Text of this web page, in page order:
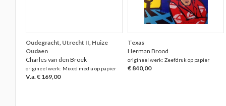
Oudegracht, Utrecht II, Huize
Oudaen
Charles van den Broek
origineel werk: Mixed media op papier
V.a. € 169,00
Texas
Herman Brood
origineel werk: Zeefdruk op papier
€ 840,00